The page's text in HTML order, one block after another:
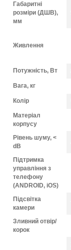
Габаритні
розміри (ДШВ),
мм
Живлення
Потужність, Вт
Вага, кг
Колір
Матеріал
корпусу
Рівень шуму, <
dB
Підтримка
управління з
телефону
(ANDROID, iOS)
Підсвітка
камери
Зливний отвір/
корок